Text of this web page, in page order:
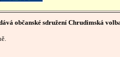
občanské sdružení Chrudimská